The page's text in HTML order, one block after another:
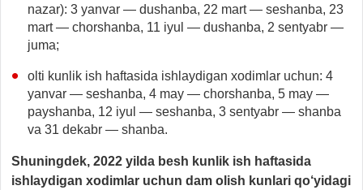
nazar): 3 yanvar — dushanba, 22 mart — seshanba, 23
mart — chorshanba, 11 iyul — dushanba, 2 sentyabr —
juma;
olti kunlik ish haftasida ishlaydigan xodimlar uchun: 4
yanvar — seshanba, 4 may — chorshanba, 5 may —
payshanba, 12 iyul — seshanba, 3 sentyabr — shanba
va 31 dekabr — shanba.
Shuningdek, 2022 yilda besh kunlik ish haftasida
ishlaydigan xodimlar uchun dam olish kunlari qo‘yidagi